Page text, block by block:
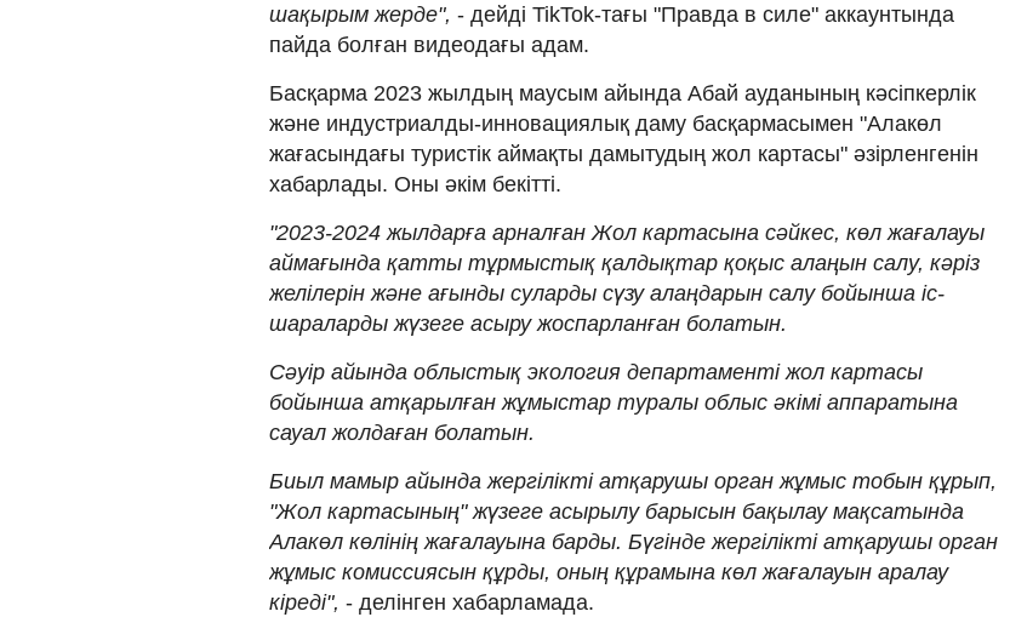
шақырым жерде", - дейді TikTok-тағы "Правда в силе" аккаунтында
пайда болған видеодағы адам.
Басқарма 2023 жылдың маусым айында Абай ауданының кәсіпкерлік
және индустриалды-инновациялық даму басқармасымен "Алакөл
жағасындағы туристік аймақты дамытудың жол картасы" әзірленгенін
хабарлады. Оны әкім бекітті.
"2023-2024 жылдарға арналған Жол картасына сәйкес, көл жағалауы
аймағында қатты тұрмыстық қалдықтар қоқыс алаңын салу, кәріз
желілерін және ағынды суларды сүзу алаңдарын салу бойынша іс-
шараларды жүзеге асыру жоспарланған болатын.
Сәуір айында облыстық экология департаменті жол картасы
бойынша атқарылған жұмыстар туралы облыс әкімі аппаратына
сауал жолдаған болатын.
Биыл мамыр айында жергілікті атқарушы орган жұмыс тобын құрып,
"Жол картасының" жүзеге асырылу барысын бақылау мақсатында
Алакөл көлінің жағалауына барды. Бүгінде жергілікті атқарушы орган
жұмыс комиссиясын құрды, оның құрамына көл жағалауын аралау
кіреді", - делінген хабарламада.